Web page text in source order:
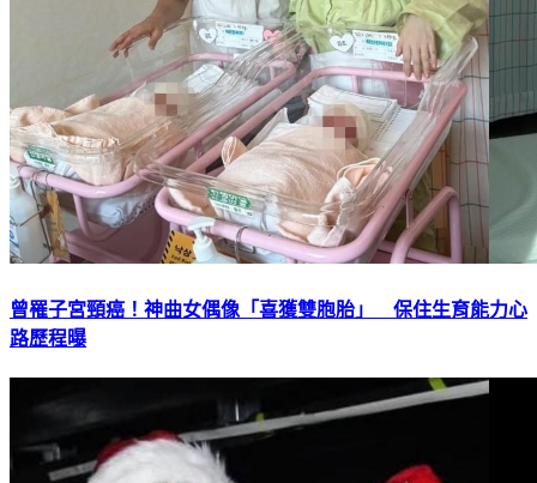
曾罹子宮頸癌！神曲女偶像「喜獲雙胞胎」 保住生育能力心
路歷程曝